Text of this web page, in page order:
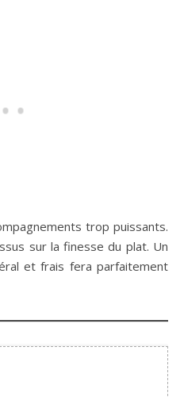
trop puissants.
sur la finesse du plat. Un
et frais fera parfaitement